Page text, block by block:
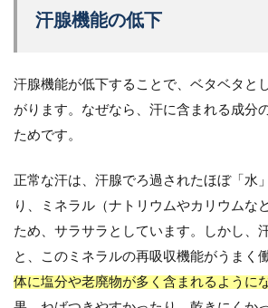
汗腺機能の低下
汗腺機能が低下することで、ベタベタと
がります。なぜなら、汗に含まれる成分
ためです。
正常な汗は、汗腺でろ過されたほぼ「水
り、ミネラル（ナトリウムやカリウムな
ため、サラサラとしています。しかし、
と、このミネラルの再吸収機能がうまく
体に塩分や老廃物が多く含まれるように